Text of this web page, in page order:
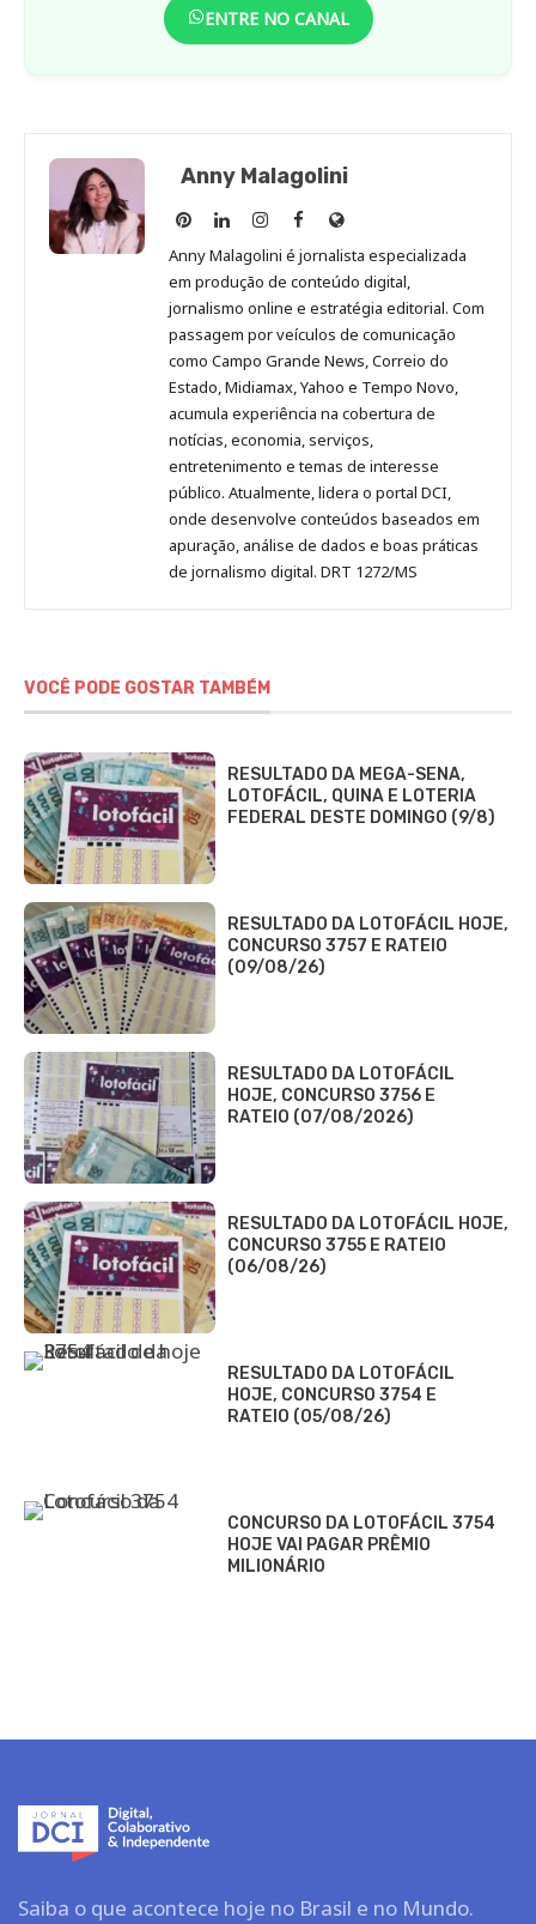
ENTRE NO CANAL
Anny Malagolini
Anny
Malagolini
no
Pinterest
Anny
Malagolini
no
LinkedIn
Anny
Malagolini
no
Instagram
Anny
Malagolini
no
Facebook
Site
de
Anny
Malagolini
Anny Malagolini é jornalista especializada
em produção de conteúdo digital,
jornalismo online e estratégia editorial. Com
passagem por veículos de comunicação
como Campo Grande News, Correio do
Estado, Midiamax, Yahoo e Tempo Novo,
acumula experiência na cobertura de
notícias, economia, serviços,
entretenimento e temas de interesse
público. Atualmente, lidera o portal DCI,
onde desenvolve conteúdos baseados em
apuração, análise de dados e boas práticas
de jornalismo digital. DRT 1272/MS
VOCÊ PODE GOSTAR TAMBÉM
RESULTADO DA MEGA-SENA,
LOTOFÁCIL, QUINA E LOTERIA
FEDERAL DESTE DOMINGO (9/8)
RESULTADO DA LOTOFÁCIL HOJE,
CONCURSO 3757 E RATEIO
(09/08/26)
RESULTADO DA LOTOFÁCIL
HOJE, CONCURSO 3756 E
RATEIO (07/08/2026)
RESULTADO DA LOTOFÁCIL HOJE,
CONCURSO 3755 E RATEIO
(06/08/26)
RESULTADO DA LOTOFÁCIL
HOJE, CONCURSO 3754 E
RATEIO (05/08/26)
CONCURSO DA LOTOFÁCIL 3754
HOJE VAI PAGAR PRÊMIO
MILIONÁRIO
Saiba o que acontece hoje no Brasil e no Mundo.